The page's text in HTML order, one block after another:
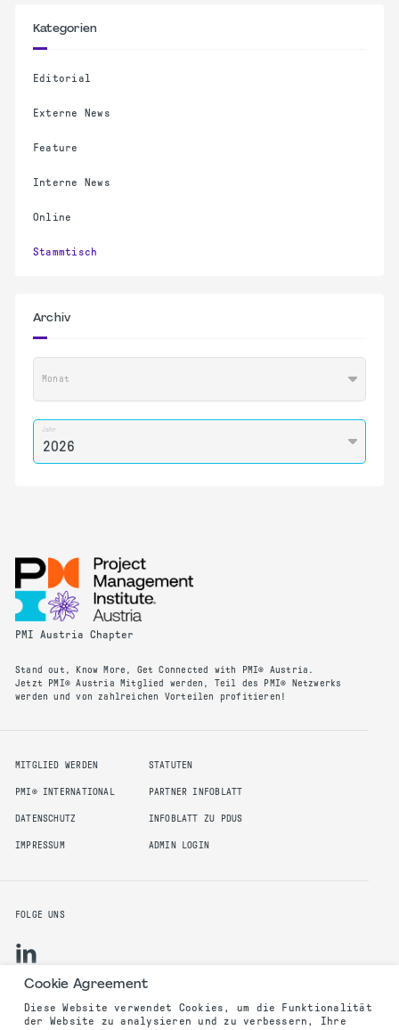
Kategorien
Editorial
Externe News
Feature
Interne News
Online
Stammtisch
Archiv
Monat
Jahr
PMI Austria Chapter
Stand out, Know More, Get Connected with PMI® Austria.
Jetzt PMI® Austria Mitglied werden, Teil des PMI® Netzwerks
werden und von zahlreichen Vorteilen profitieren!
MITGLIED WERDEN
PMI® INTERNATIONAL
DATENSCHUTZ
IMPRESSUM
STATUTEN
PARTNER INFOBLATT
INFOBLATT ZU PDUS
ADMIN LOGIN
FOLGE UNS
©2025 PMI Austria Chapter. All rights reserved.
Cookie Agreement
Diese Website verwendet Cookies, um die Funktionalität
der Website zu analysieren und zu verbessern, Ihre